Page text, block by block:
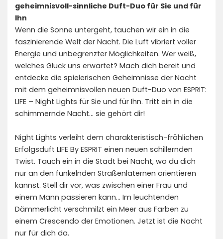
geheimnisvoll-sinnliche Duft-Duo für Sie und für
Ihn
Wenn die Sonne untergeht, tauchen wir ein in die
faszinierende Welt der Nacht. Die Luft vibriert voller
Energie und unbegrenzter Möglichkeiten. Wer weiß,
welches Glück uns erwartet? Mach dich bereit und
entdecke die spielerischen Geheimnisse der Nacht
mit dem geheimnisvollen neuen Duft-Duo von ESPRIT:
LIFE – Night Lights für Sie und für Ihn. Tritt ein in die
schimmernde Nacht… sie gehört dir!
Night Lights verleiht dem charakteristisch-fröhlichen
Erfolgsduft LIFE By ESPRIT einen neuen schillernden
Twist. Tauch ein in die Stadt bei Nacht, wo du dich
nur an den funkelnden Straßenlaternen orientieren
kannst. Stell dir vor, was zwischen einer Frau und
einem Mann passieren kann… Im leuchtenden
Dämmerlicht verschmilzt ein Meer aus Farben zu
einem Crescendo der Emotionen. Jetzt ist die Nacht
nur für dich da.